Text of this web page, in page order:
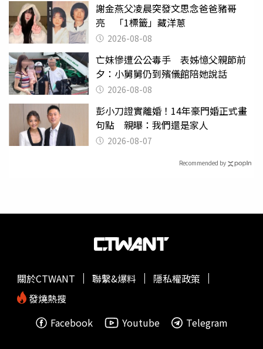
謝金燕父凌晨突發文思念爸爸豬哥
亮 「1標籤」藏洋蔥
2026-08-08
亡妹慘遭公公毒手 表姊憶父親節前
夕：小舅舅仍到殯儀館陪她說話
2026-08-08
彭小刀證實離婚！14年豪門婚正式畫
句點 親曝：我們還是家人
2026-08-07
Recommended by
關於CTWANT 聯繫&爆料
隱私權政策
發燒熱搜
Facebook
Youtube Telegram